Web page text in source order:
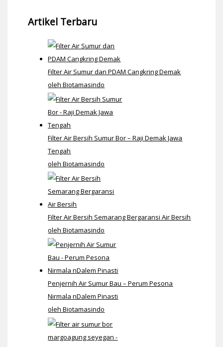
Artikel Terbaru
Filter Air Sumur dan PDAM Cangkring Demak
oleh Biotamasindo
Filter Air Bersih Sumur Bor – Raji Demak Jawa
Tengah
oleh Biotamasindo
Filter Air Bersih Semarang Bergaransi Air Bersih
oleh Biotamasindo
Penjernih Air Sumur Bau – Perum Pesona
Nirmala nDalem Pinasti
oleh Biotamasindo